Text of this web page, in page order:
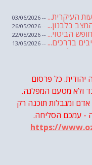
העיקרית... -- 03/06/2026
בלבנון... -- 26/05/2026
הביטוי... -- 22/05/2026
בדרכים... -- 13/05/2026
לדעאש
מלך על חוק...-- 19/04/2026
פרשת הת...
פרשת הת... -- 10/04/2026
הטיל.... -- 06/04/2026
למחבלים...-- 29/03/2026
השבוע ת... -- 27/03/2026
השבוע ת...-- 20/03/2026
כל פרסום
ולא מטעם המפלגה.
ומגבלות תוכנה רק
- עמכם הסליחה.
https://